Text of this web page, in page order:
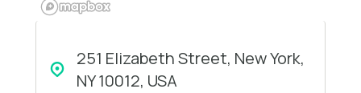
251 Elizabeth Street, New York,
NY 10012, USA